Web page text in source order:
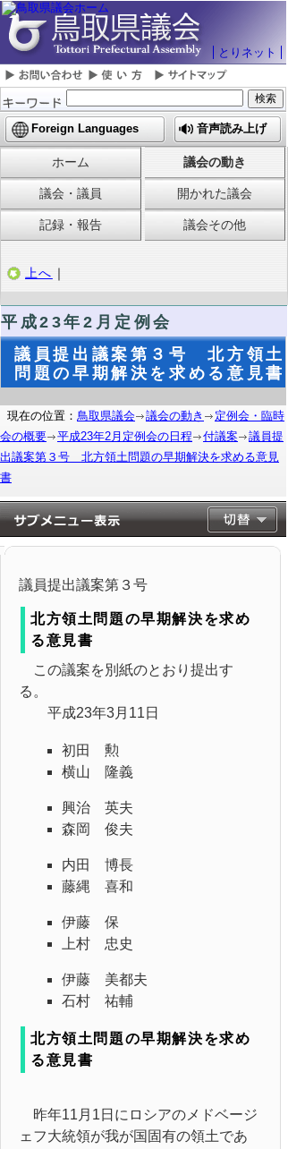
とりネット
Foreign Languages 音声読み上げ
ホーム 議会の動き
議会・議員 開かれた議会
記録・報告 議会その他
上へ ｜
平成23年2月定例会
議員提出議案第３号 北方領土
問題の早期解決を求める意見書
現在の位置： 鳥取県議会 議会の動き
定例会・臨時
会の概要
平成23年2月定例会の日程 付議案
議員提
出議案第３号 北方領土問題の早期解決を求める意見
書
議員提出議案第３号
北方領土問題の早期解決を求め
る意見書
この議案を別紙のとおり提出す
る。
平成23年3月11日
初田 勲
横山 隆義
興治 英夫
森岡 俊夫
内田 博長
藤縄 喜和
伊藤 保
上村 忠史
伊藤 美都夫
石村 祐輔
北方領土問題の早期解決を求め
る意見書
昨年11月1日にロシアのメドベージ
ェフ大統領が我が国固有の領土であ